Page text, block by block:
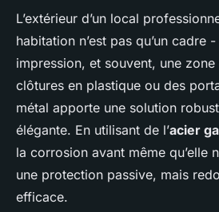
L’extérieur d’un local
habitation n’est pas qu’un cadre
impression, et souvent, une
clôtures en plastique ou des
métal apporte une solution
élégante. En utilisant de l’acier
la corrosion avant même qu’elle
une protection passive, mais
efficace.